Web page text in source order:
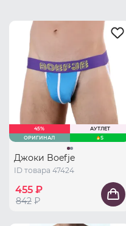
45%
АУТЛЕТ
ОРИГИНАЛ
S
Джоки Boefje
ID товара 47424
455 ₽
842 ₽